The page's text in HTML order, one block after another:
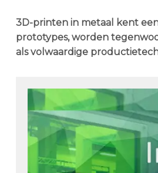
3D-printen in metaal kent
prototypes, worden
als volwaardige